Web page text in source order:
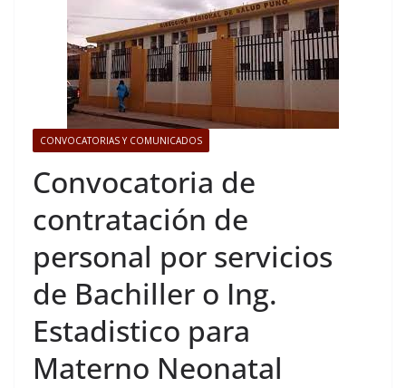
CONVOCATORIAS Y COMUNICADOS
Convocatoria de
contratación de
personal por servicios
de Bachiller o Ing.
Estadistico para
Materno Neonatal